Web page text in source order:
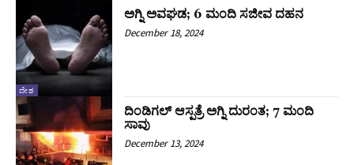
ದೇಶ
ಅಗ್ನಿ ಅವಘಡ; 6 ಮಂದಿ ಸಜೀವ ದಹನ
December 18, 2024
ದಿಂಡಿಗಲ್‌ ಆಸ್ಪತ್ರೆ ಅಗ್ನಿ ದುರಂತ; 7 ಮಂದಿ
ಸಾವು
December 13, 2024